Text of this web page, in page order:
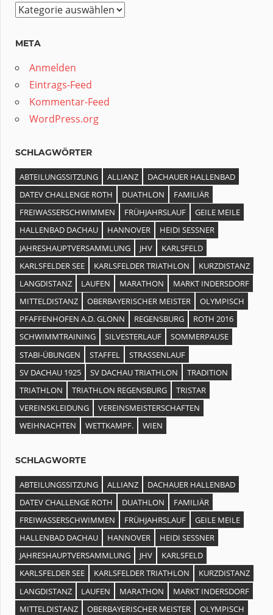
Kategorien
META
Anmelden
Eintrags-Feed
Kommentar-Feed
WordPress.org
SCHLAGWÖRTER
ABTEILUNGSSITZUNG ALLIANZ
DACHAUER HALLENBAD
DATEV CHALLENGE ROTH
DUATHLON
FAMILIÄR
FREIWASSERSCHWIMMEN
FRÜHJAHRSLAUF
GEILE MEILE
HALLENBAD DACHAU
HANNOVER
HEIDI SESSNER
JAHRESHAUPTVERSAMMLUNG
JHV
KARLSFELD
KARLSFELDER SEE
KARLSFELDER TRIATHLON
KURZDISTANZ
LANGDISTANZ
LAUFEN MARATHON
MARKT INDERSDORF
MITTELDISTANZ
OBERBAYERISCHER MEISTER
OLYMPISCH
PFAFFENHOFEN A.D. GLONN
REGENSBURG
ROTH 2016
SCHWIMMTRAINING
SILVESTERLAUF
SOMMERPAUSE
STABI-ÜBUNGEN
STAFFEL
STRASSENLAUF
SV DACHAU 1925
SV DACHAU TRIATHLON
TRADITION
TRIATHLON
TRIATHLON REGENSBURG
TRISTAR
VEREINSKLEIDUNG
VEREINSMEISTERSCHAFTEN
WEIHNACHTEN
WETTKAMPF. WIEN
SCHLAGWORTE
ABTEILUNGSSITZUNG ALLIANZ
DACHAUER HALLENBAD
DATEV CHALLENGE ROTH
DUATHLON
FAMILIÄR
FREIWASSERSCHWIMMEN
FRÜHJAHRSLAUF
GEILE MEILE
HALLENBAD DACHAU
HANNOVER
HEIDI SESSNER
JAHRESHAUPTVERSAMMLUNG
JHV
KARLSFELD
KARLSFELDER SEE
KARLSFELDER TRIATHLON
KURZDISTANZ
LANGDISTANZ
LAUFEN MARATHON
MARKT INDERSDORF
MITTELDISTANZ
OBERBAYERISCHER MEISTER
OLYMPISCH